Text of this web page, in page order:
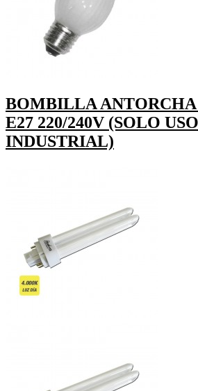
BOMBILLA
E27 220/240V (SOLO USO
INDUSTRIAL)